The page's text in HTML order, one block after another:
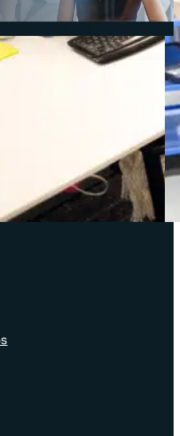
de suministro
minorista